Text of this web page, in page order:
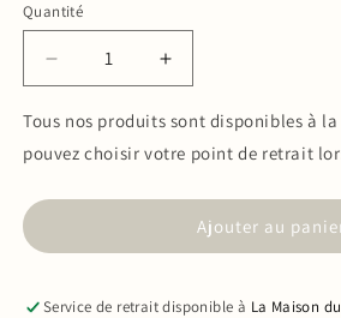
Quantité
Quantité
Réduire
la
quantité
de
Noir
Augmenter
la
quantité
de
Savon
Noir
Liquide
500ml
Tous nos produits sont disponibles à
pouvez choisir votre point de retrait
Ajouter au
Service de retrait disponible à La Maison